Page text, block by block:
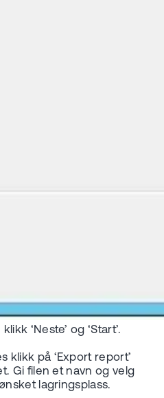
‘Neste’ og ‘Start’.
klikk på ‘Export report’
Gi filen et navn og velg
lagringsplass.